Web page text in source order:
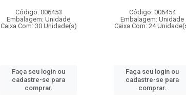
Código: 006453
Embalagem: Unidade
Caixa Com: 30 Unidade(s)
Faça seu login ou
cadastre-se para
comprar.
Código: 006454
Embalagem: Unidade
Caixa Com: 24
Faça seu login ou
cadastre-se para
comprar.